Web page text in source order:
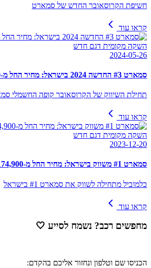
חשיפת הקרוסאובר החדש של סמארט
קראו עוד
השקה מקומית דגם חדש
2024-05-26
סמארט #3 החדשה 2024 בישראל: מחיר החל מ-204,900 ש"ח
תחילת השיווק של הקרוסאובר קופה החשמלי סמארט #3
קראו עוד
השקה מקומית דגם חדש
2023-12-20
סמארט #1 משווק בישראל: מחיר החל מ-174,900 ש"ח
כלמוביל מתחילה לשווק את סמארט #1 בישראל
קראו עוד
מחפשים רכב? נשמח לסייע 🤍
הכניסו שם וטלפון ונחזור אליכם בהקדם: